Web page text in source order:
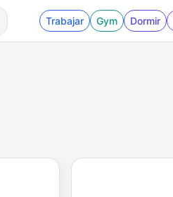
Trabajar Gym Dormir